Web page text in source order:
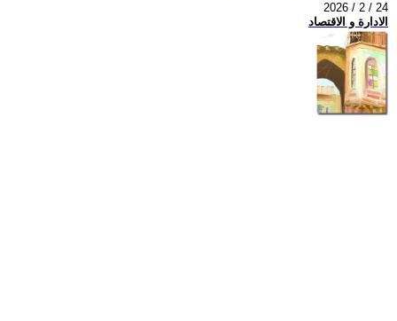
2026 / 2 / 24
الادارة و الاقتصاد